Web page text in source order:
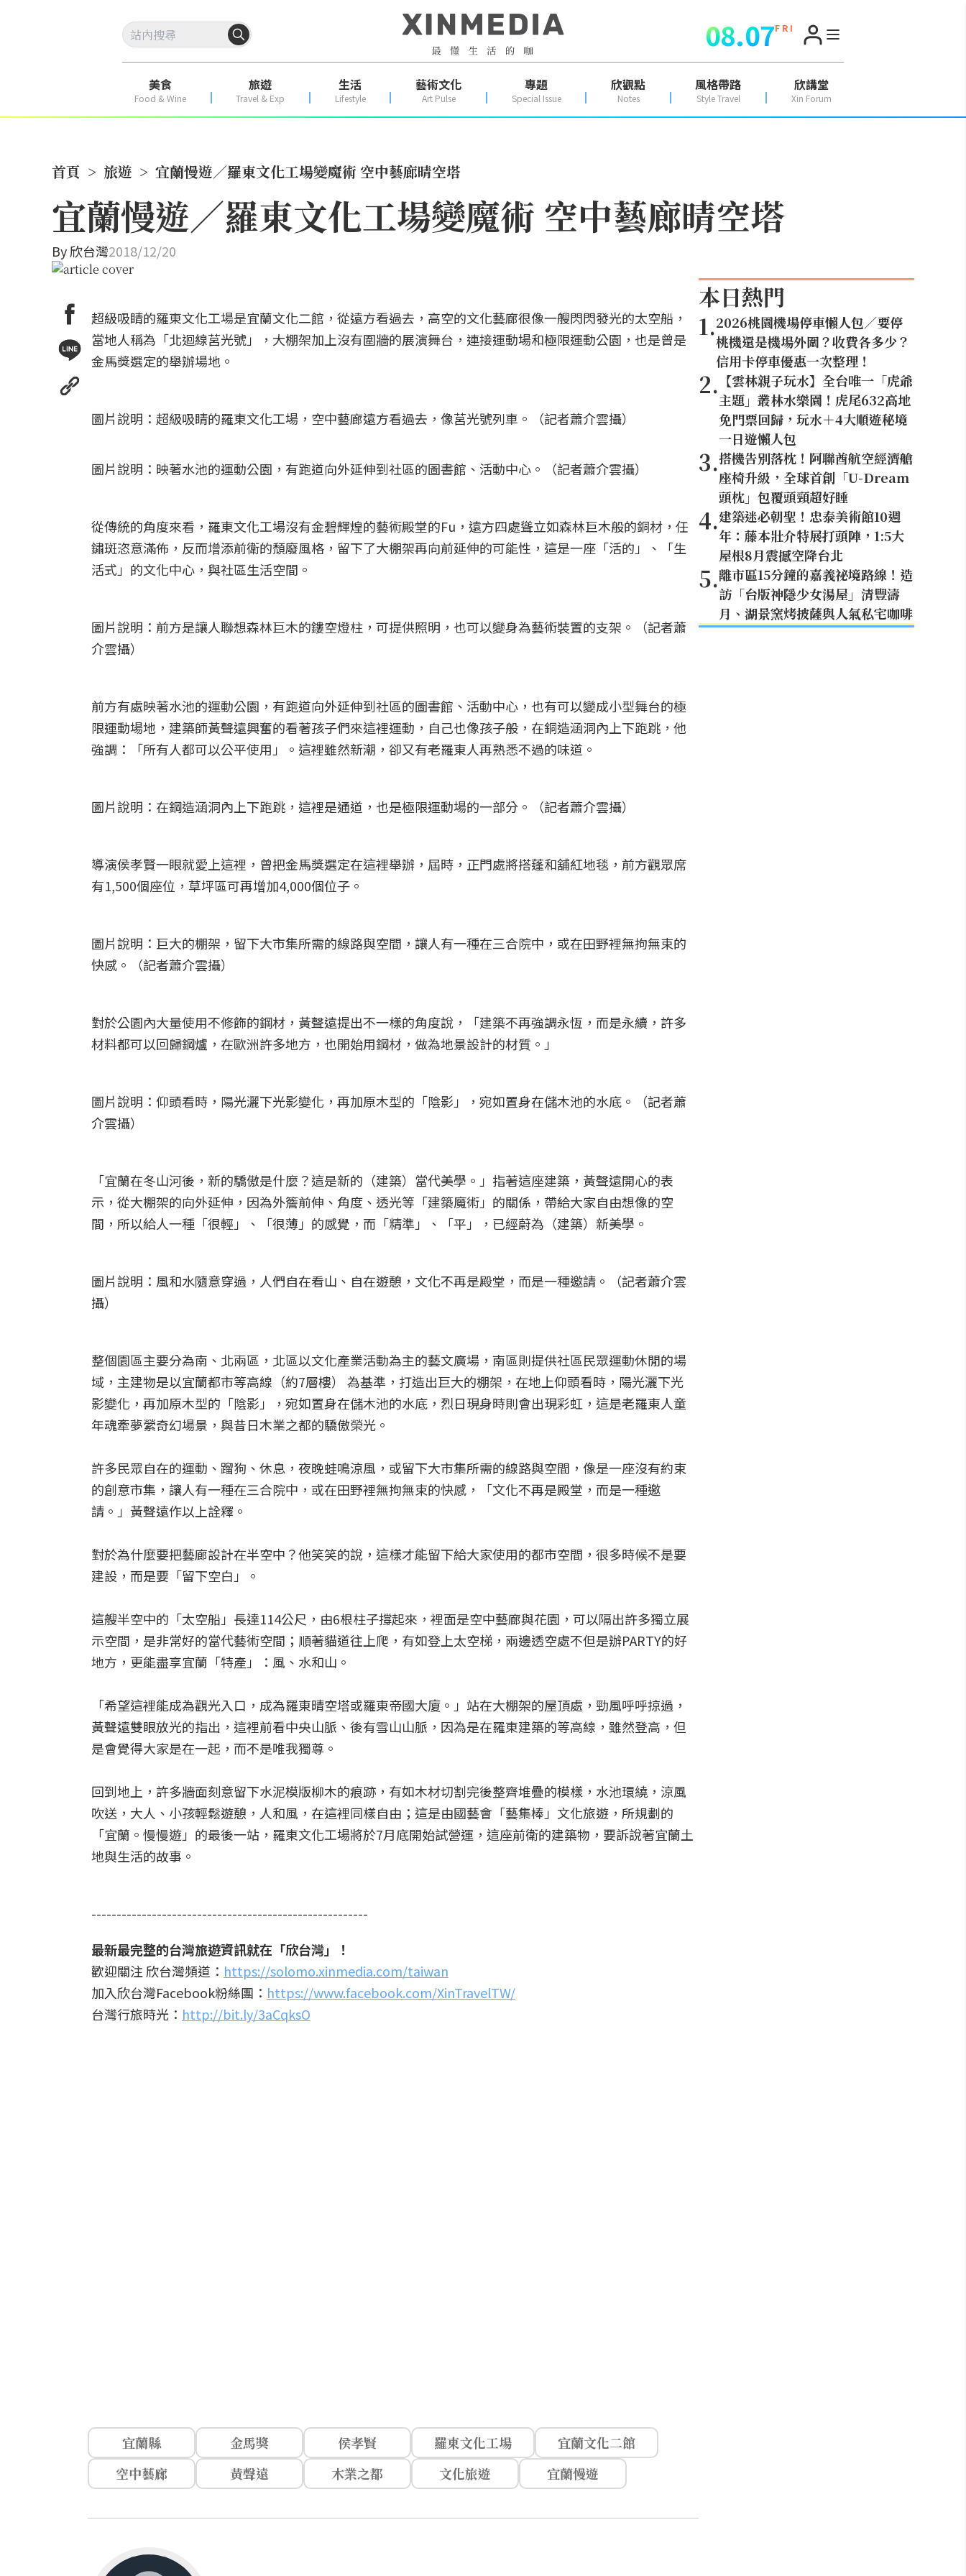
08.07F R I
美食
Food & Wine
旅遊
Travel & Exp
生活
Lifestyle
藝術文化
Art Pulse
專題
Special Issue
欣觀點
Notes
風格帶路
Style Travel
欣講堂
Xin Forum
首頁 > 旅遊 > 宜蘭慢遊／羅東文化工場變魔術 空中藝廊晴空塔
宜蘭慢遊／羅東文化工場變魔術 空中藝廊晴空塔
By欣台灣2018/12/20
超級吸睛的羅東文化工場是宜蘭文化二館，從遠方看過去，高空的文化藝廊很像一艘閃閃發光的太空船，
當地人稱為「北迴線莒光號」，大棚架加上沒有圍牆的展演舞台，連接運動場和極限運動公園，也是曾是
金馬獎選定的舉辦場地。
圖片說明：超級吸睛的羅東文化工場，空中藝廊遠方看過去，像莒光號列車。（記者蕭介雲攝）
圖片說明：映著水池的運動公園，有跑道向外延伸到社區的圖書館、活動中心。（記者蕭介雲攝）
從傳統的角度來看，羅東文化工場沒有金碧輝煌的藝術殿堂的Fu，遠方四處聳立如森林巨木般的銅材，任
鏽斑恣意滿佈，反而增添前衛的頹廢風格，留下了大棚架再向前延伸的可能性，這是一座「活的」、「生
活式」的文化中心，與社區生活空間。
圖片說明：前方是讓人聯想森林巨木的鏤空燈柱，可提供照明，也可以變身為藝術裝置的支架。（記者蕭
介雲攝）
前方有處映著水池的運動公園，有跑道向外延伸到社區的圖書館、活動中心，也有可以變成小型舞台的極
限運動場地，建築師黃聲遠興奮的看著孩子們來這裡運動，自己也像孩子般，在銅造涵洞內上下跑跳，他
強調：「所有人都可以公平使用」。這裡雖然新潮，卻又有老羅東人再熟悉不過的味道。
圖片說明：在鋼造涵洞內上下跑跳，這裡是通道，也是極限運動場的一部分。（記者蕭介雲攝）
導演侯孝賢一眼就愛上這裡，曾把金馬獎選定在這裡舉辦，屆時，正門處將搭蓬和舖紅地毯，前方觀眾席
有1,500個座位，草坪區可再增加4,000個位子。
圖片說明：巨大的棚架，留下大市集所需的線路與空間，讓人有一種在三合院中，或在田野裡無拘無束的
快感。（記者蕭介雲攝）
對於公園內大量使用不修飾的鋼材，黃聲遠提出不一樣的角度說，「建築不再強調永恆，而是永續，許多
材料都可以回歸鋼爐，在歐洲許多地方，也開始用鋼材，做為地景設計的材質。」
圖片說明：仰頭看時，陽光灑下光影變化，再加原木型的「陰影」，宛如置身在儲木池的水底。（記者蕭
介雲攝）
「宜蘭在冬山河後，新的驕傲是什麼？這是新的（建築）當代美學。」指著這座建築，黃聲遠開心的表
示，從大棚架的向外延伸，因為外簷前伸、角度、透光等「建築魔術」的關係，帶給大家自由想像的空
間，所以給人一種「很輕」、「很薄」的感覺，而「精準」、「平」，已經蔚為（建築）新美學。
圖片說明：風和水隨意穿過，人們自在看山、自在遊憩，文化不再是殿堂，而是一種邀請。（記者蕭介雲
攝）
整個園區主要分為南、北兩區，北區以文化產業活動為主的藝文廣場，南區則提供社區民眾運動休閒的場
域，主建物是以宜蘭都市等高線（約7層樓） 為基準，打造出巨大的棚架，在地上仰頭看時，陽光灑下光
影變化，再加原木型的「陰影」，宛如置身在儲木池的水底，烈日現身時則會出現彩虹，這是老羅東人童
年魂牽夢縈奇幻場景，與昔日木業之都的驕傲榮光。
許多民眾自在的運動、蹓狗、休息，夜晚蛙鳴涼風，或留下大市集所需的線路與空間，像是一座沒有約束
的創意市集，讓人有一種在三合院中，或在田野裡無拘無束的快感，「文化不再是殿堂，而是一種邀
請。」黃聲遠作以上詮釋。
對於為什麼要把藝廊設計在半空中？他笑笑的說，這樣才能留下給大家使用的都市空間，很多時候不是要
建設，而是要「留下空白」。
這艘半空中的「太空船」長達114公尺，由6根柱子撐起來，裡面是空中藝廊與花園，可以隔出許多獨立展
示空間，是非常好的當代藝術空間；順著貓道往上爬，有如登上太空梯，兩邊透空處不但是辦PARTY的好
地方，更能盡享宜蘭「特產」：風、水和山。
「希望這裡能成為觀光入口，成為羅東晴空塔或羅東帝國大廈。」站在大棚架的屋頂處，勁風呼呼掠過，
黃聲遠雙眼放光的指出，這裡前看中央山脈、後有雪山山脈，因為是在羅東建築的等高線，雖然登高，但
是會覺得大家是在一起，而不是唯我獨尊。
回到地上，許多牆面刻意留下水泥模版柳木的痕跡，有如木材切割完後整齊堆疊的模樣，水池環繞，涼風
吹送，大人、小孩輕鬆遊憩，人和風，在這裡同樣自由；這是由國藝會「藝集棒」文化旅遊，所規劃的
「宜蘭。慢慢遊」的最後一站，羅東文化工場將於7月底開始試營運，這座前衛的建築物，要訴說著宜蘭土
地與生活的故事。
-------------------------------------------------------
最新最完整的台灣旅遊資訊就在「欣台灣」！
歡迎關注 欣台灣頻道： https://solomo.xinmedia.com/taiwan
加入欣台灣Facebook粉絲團： https://www.facebook.com/XinTravelTW/
台灣行旅時光： http://bit.ly/3aCqksO
宜蘭縣 金馬獎 侯孝賢 羅東文化工場
宜蘭文化二館
空中藝廊
黃聲遠 木業之都 文化旅遊 宜蘭慢遊
本日熱門
1.2026桃園機場停車懶人包／要停
桃機還是機場外圍？收費各多少？
信用卡停車優惠一次整理！
2. 【雲林親子玩水】全台唯一「虎爺
主題」叢林水樂園！虎尾632高地
免門票回歸，玩水＋4大順遊秘境
一日遊懶人包
3.搭機告別落枕！阿聯酋航空經濟艙
座椅升級，全球首創「U-Dream
頭枕」包覆頭頸超好睡
4.建築迷必朝聖！忠泰美術館10週
年：藤本壯介特展打頭陣，1:5大
屋根8月震撼空降台北
5.離市區15分鐘的嘉義祕境路線！造
訪「台版神隱少女湯屋」清豐濤
月、湖景窯烤披薩與人氣私宅咖啡